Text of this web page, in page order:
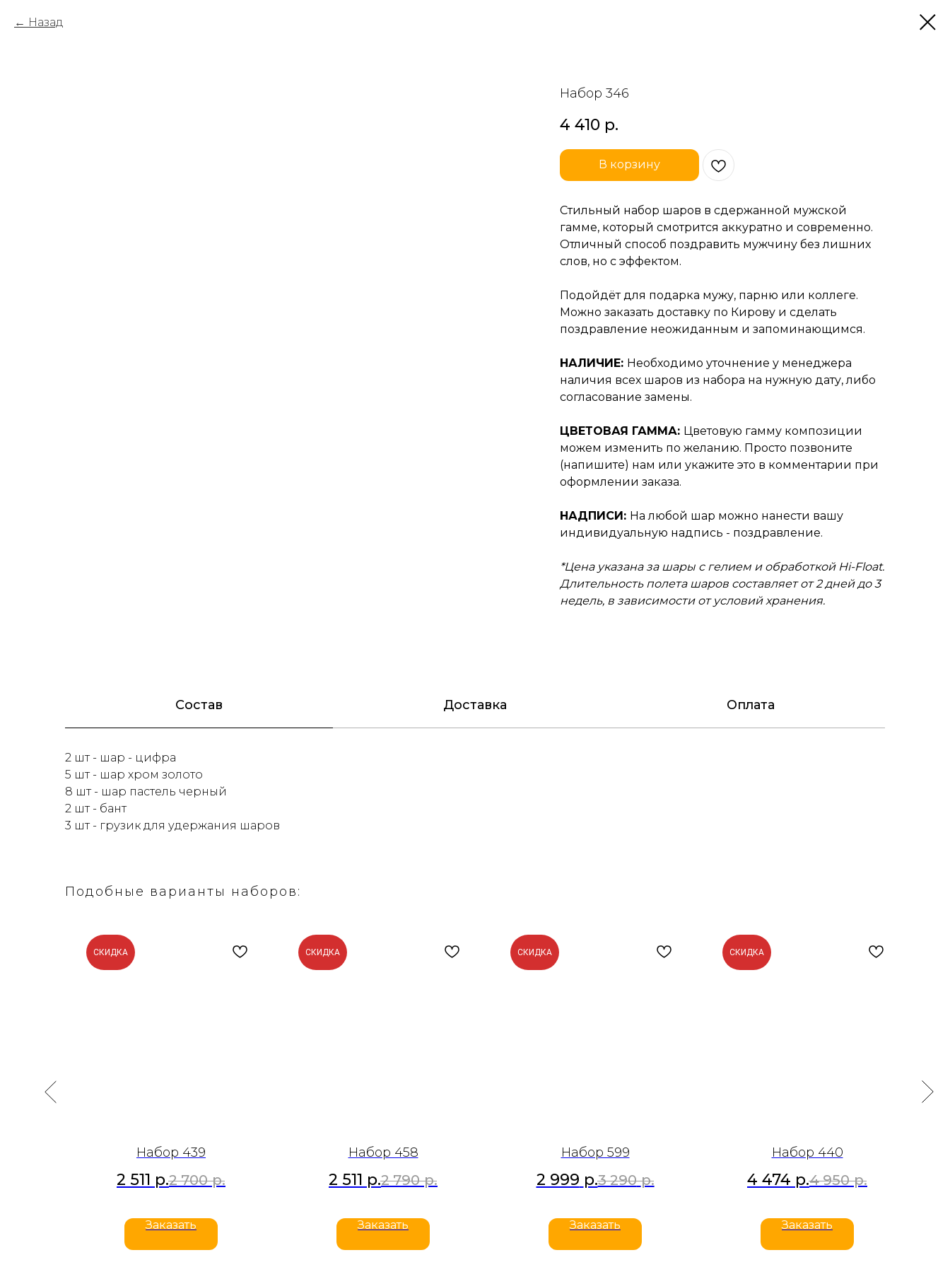
Назад
Набор 346
4 410 р.
В корзину
Стильный набор шаров в сдержанной мужской
гамме, который смотрится аккуратно и современно.
Отличный способ поздравить мужчину без лишних
слов, но с эффектом.
Подойдёт для подарка мужу, парню или коллеге.
Можно заказать доставку по Кирову и сделать
поздравление неожиданным и запоминающимся.
НАЛИЧИЕ: Необходимо уточнение у менеджера
наличия всех шаров из набора на нужную дату, либо
согласование замены.
ЦВЕТОВАЯ ГАММА: Цветовую гамму композиции
можем изменить по желанию. Просто позвоните
(напишите) нам или укажите это в комментарии при
оформлении заказа.
НАДПИСИ: На любой шар можно нанести вашу
индивидуальную надпись - поздравление.
*Цена указана за шары с гелием и обработкой Hi-Float.
Длительность полета шаров составляет от 2 дней до 3
недель, в зависимости от условий хранения.
Состав Доставка Оплата
2 шт - шар - цифра
5 шт - шар хром золото
8 шт - шар пастель черный
2 шт - бант
3 шт - грузик для удержания шаров
Подобные варианты наборов:
СКИДКА
Набор 439
2 511 р.2 700 р.
Заказать
СКИДКА
Набор 458
2 511 р.2 790 р.
Заказать
СКИДКА
Набор 599
2 999 р.3 290 р.
Заказать
СКИДКА
Набор 440
4 474 р.4 950 р.
Заказать